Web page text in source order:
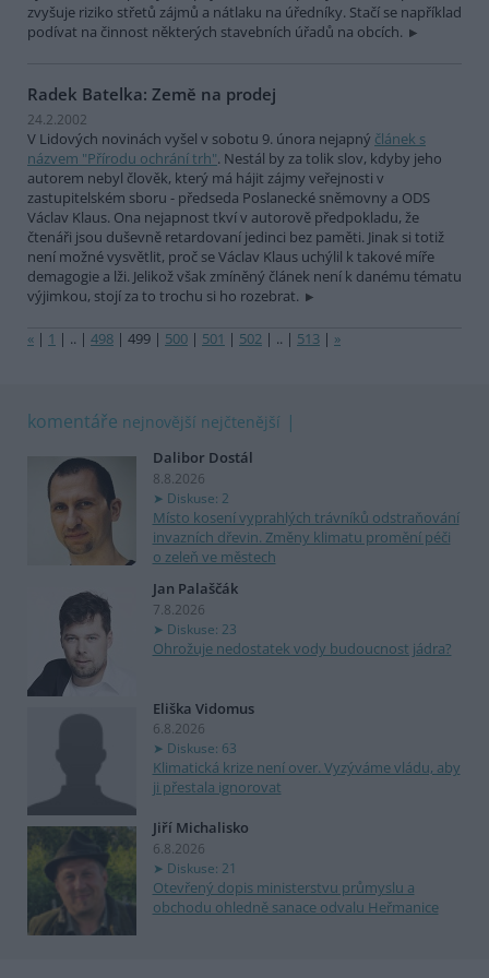
zvyšuje riziko střetů zájmů a nátlaku na úředníky. Stačí se například
podívat na činnost některých stavebních úřadů na obcích.
Radek Batelka: Země na prodej
24.2.2002
V Lidových novinách vyšel v sobotu 9. února nejapný článek s
názvem "Přírodu ochrání trh". Nestál by za tolik slov, kdyby jeho
autorem nebyl člověk, který má hájit zájmy veřejnosti v
zastupitelském sboru - předseda Poslanecké sněmovny a ODS
Václav Klaus. Ona nejapnost tkví v autorově předpokladu, že
čtenáři jsou duševně retardovaní jedinci bez paměti. Jinak si totiž
není možné vysvětlit, proč se Václav Klaus uchýlil k takové míře
demagogie a lži. Jelikož však zmíněný článek není k danému tématu
výjimkou, stojí za to trochu si ho rozebrat.
« | 1 | .. | 498 | 499 | 500 | 501 | 502 | .. | 513 | »
komentáře nejnovější nejčtenější
Dalibor Dostál
8.8.2026
Diskuse: 2
Místo kosení vyprahlých trávníků odstraňování
invazních dřevin. Změny klimatu promění péči
o zeleň ve městech
Jan Palaščák
7.8.2026
Diskuse: 23
Ohrožuje nedostatek vody budoucnost jádra?
Eliška Vidomus
6.8.2026
Diskuse: 63
Klimatická krize není over. Vyzýváme vládu, aby
ji přestala ignorovat
Jiří Michalisko
6.8.2026
Diskuse: 21
Otevřený dopis ministerstvu průmyslu a
obchodu ohledně sanace odvalu Heřmanice